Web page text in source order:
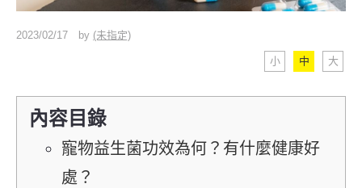
2023/02/17 by (未指定)
小 中 大
內容目錄
寵物益生菌功效為何？有什麼健康好
處？